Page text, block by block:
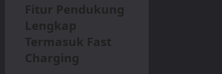
Fitur Pendukung
Lengkap
Termasuk Fast
Charging